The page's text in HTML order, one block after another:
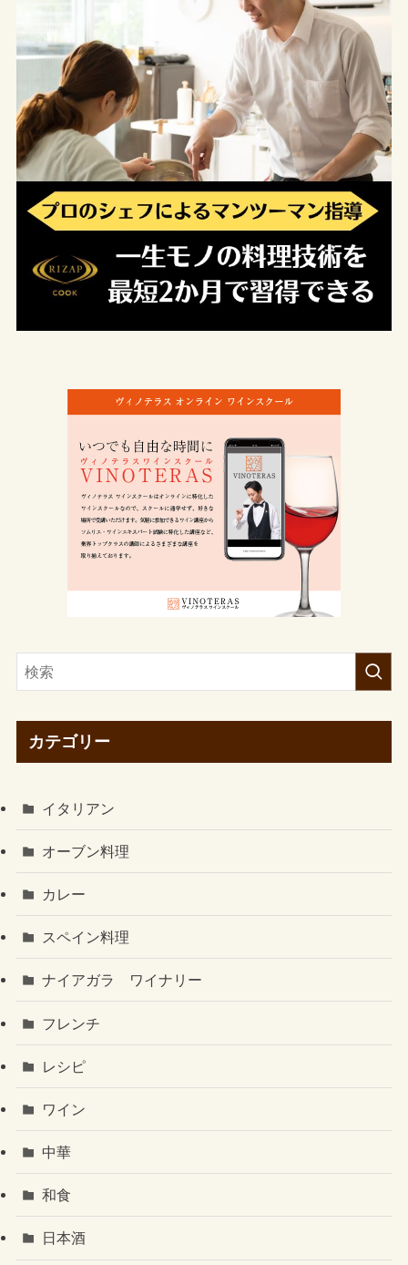
カテゴリー
イタリアン
オーブン料理
カレー
スペイン料理
ナイアガラ ワイナリー
フレンチ
レシピ
ワイン
中華
和食
日本酒